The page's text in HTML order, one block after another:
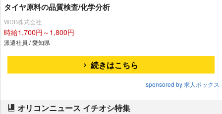
タイヤ原料の品質検査/化学分析
WDB株式会社
時給1,700円～1,800円
派遣社員 / 愛知県
続きはこちら
sponsored by 求人ボックス
オリコンニュース イチオシ特集